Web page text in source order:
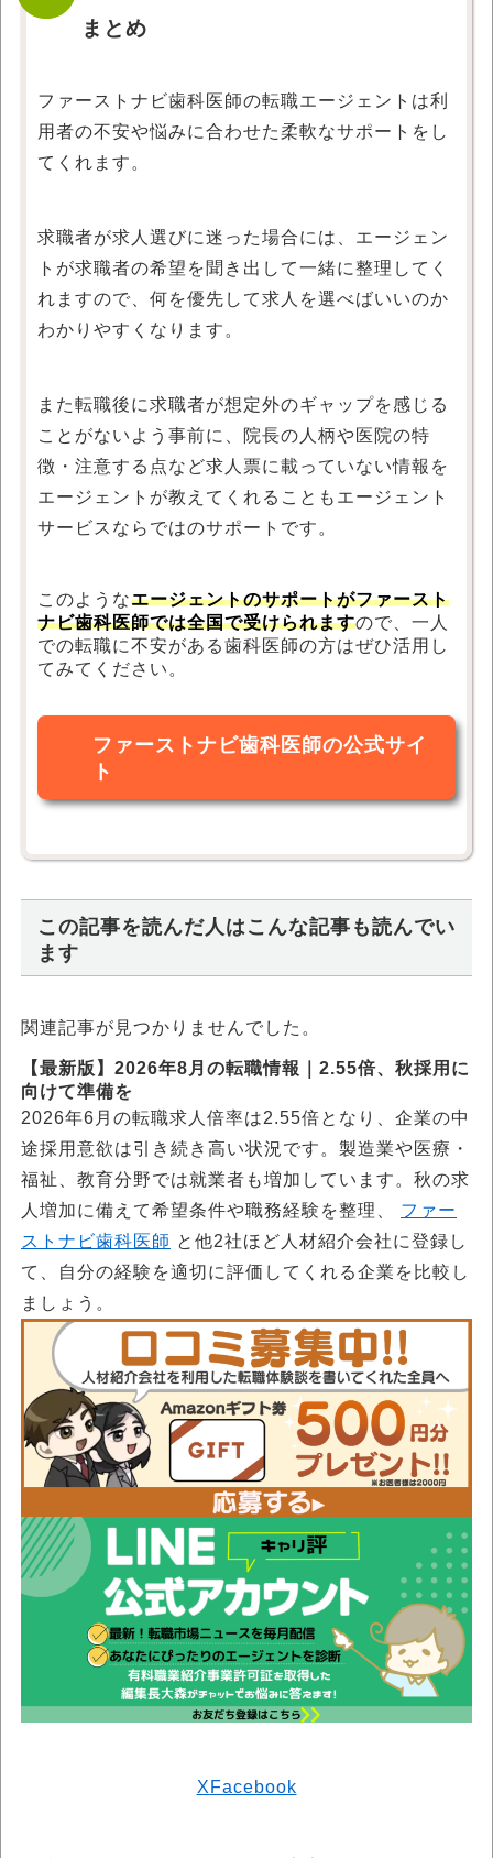
まとめ
ファーストナビ歯科医師の転職エージェントは利
用者の不安や悩みに合わせた柔軟なサポートをし
てくれます。
求職者が求人選びに迷った場合には、エージェン
トが求職者の希望を聞き出して一緒に整理してく
れますので、何を優先して求人を選べばいいのか
わかりやすくなります。
また転職後に求職者が想定外のギャップを感じる
ことがないよう事前に、院長の人柄や医院の特
徴・注意する点など求人票に載っていない情報を
エージェントが教えてくれることもエージェント
サービスならではのサポートです。
このようなエージェントのサポートがファースト
ナビ歯科医師では全国で受けられますので、一人
での転職に不安がある歯科医師の方はぜひ活用し
てみてください。
ファーストナビ歯科医師の公式サイ
ト
この記事を読んだ人はこんな記事も読んでい
ます
関連記事が見つかりませんでした。
【最新版】2026年8月の転職情報｜2.55倍、秋採用に
向けて準備を
2026年6月の転職求人倍率は2.55倍となり、企業の中
途採用意欲は引き続き高い状況です。製造業や医療・
福祉、教育分野では就業者も増加しています。秋の求
人増加に備えて希望条件や職務経験を整理、 ファー
ストナビ歯科医師 と他2社ほど人材紹介会社に登録し
て、自分の経験を適切に評価してくれる企業を比較し
ましょう。
X Facebook